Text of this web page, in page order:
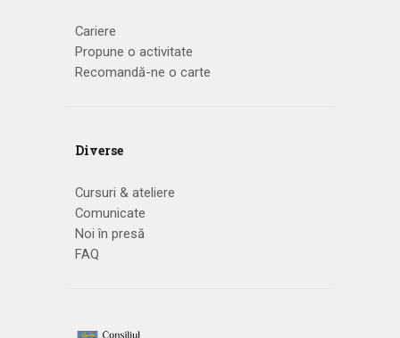
Cariere
Propune o activitate
Recomandă-ne o carte
Diverse
Cursuri & ateliere
Comunicate
Noi în presă
FAQ